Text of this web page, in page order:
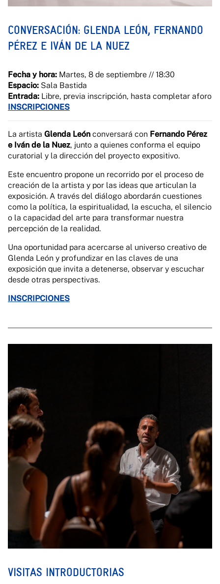
CONVERSACIÓN: GLENDA LEÓN, FERNANDO
PÉREZ E IVÁN DE LA NUEZ
Fecha y hora: Martes, 8 de septiembre // 18:30
Espacio: Sala Bastida
Entrada: Libre, previa inscripción, hasta completar aforo
INSCRIPCIONES
La artista Glenda León conversará con Fernando Pérez
e Iván de la Nuez, junto a quienes conforma el equipo
curatorial y la dirección del proyecto expositivo.
Este encuentro propone un recorrido por el proceso de
creación de la artista y por las ideas que articulan la
exposición. A través del diálogo abordarán cuestiones
como la política, la espiritualidad, la escucha, el silencio
o la capacidad del arte para transformar nuestra
percepción de la realidad.
Una oportunidad para acercarse al universo creativo de
Glenda León y profundizar en las claves de una
exposición que invita a detenerse, observar y escuchar
desde otras perspectivas.
INSCRIPCIONES
VISITAS INTRODUCTORIAS